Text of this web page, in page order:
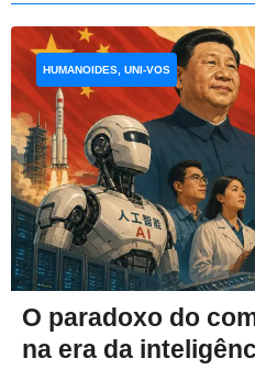
O paradoxo do
na era da
HUMANOIDES, UNI-VOS